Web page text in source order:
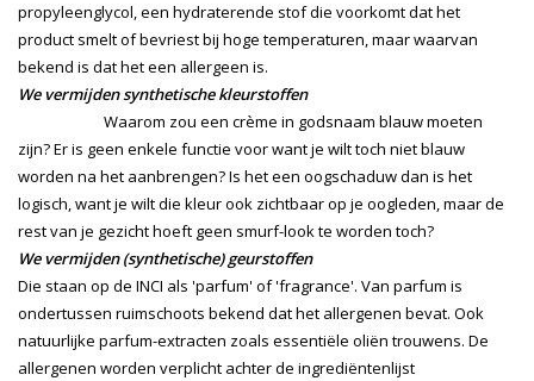
propyleenglycol, een hydraterende stof die voorkomt dat het
product smelt of bevriest bij hoge temperaturen, maar waarvan
bekend is dat het een allergeen is.
We vermijden synthetische kleurstoffen
Waarom zou een crème in godsnaam blauw moeten
zijn? Er is geen enkele functie voor want je wilt toch niet blauw
worden na het aanbrengen? Is het een oogschaduw dan is het
logisch, want je wilt die kleur ook zichtbaar op je oogleden, maar de
rest van je gezicht hoeft geen smurf-look te worden toch?
We vermijden (synthetische) geurstoffen
Die staan op de INCI als 'parfum' of 'fragrance'. Van parfum is
ondertussen ruimschoots bekend dat het allergenen bevat. Ook
natuurlijke parfum-extracten zoals essentiële oliën trouwens. De
allergenen worden verplicht achter de ingrediëntenlijst